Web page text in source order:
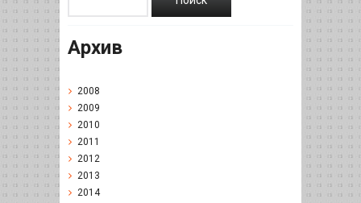
Архив
2008
2009
2010
2011
2012
2013
2014